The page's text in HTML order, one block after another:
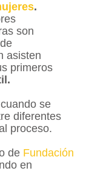
.
son
asisten
primeros
se
diferentes
proceso.
de Fundación
en